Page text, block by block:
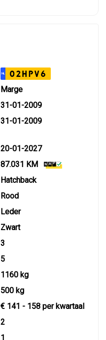
NL 02HPV6
Marge
31-01-2009
31-01-2009
20-01-2027
87.031 KM
Hatchback
Rood
Leder
Zwart
3
5
1160 kg
500 kg
€ 141 - 158 per kwartaal
2
1